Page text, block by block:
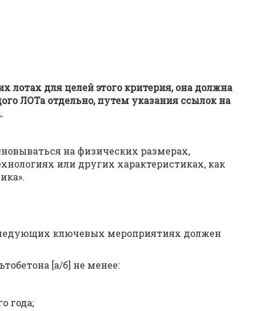
лотах для целей этого критерия, она должна
ЛОТа отдельно, путем указания ссылок на
на физических размерах,
или других характеристиках, как
ключевых мероприятиях должен
[а/б] не менее:
года;